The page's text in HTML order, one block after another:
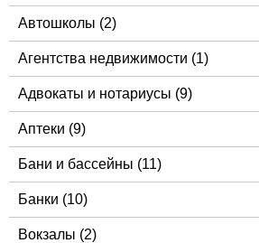
Автошколы (2)
Агентства недвижимости (1)
Адвокаты и нотариусы (9)
Аптеки (9)
Бани и бассейны (11)
Банки (10)
Вокзалы (2)